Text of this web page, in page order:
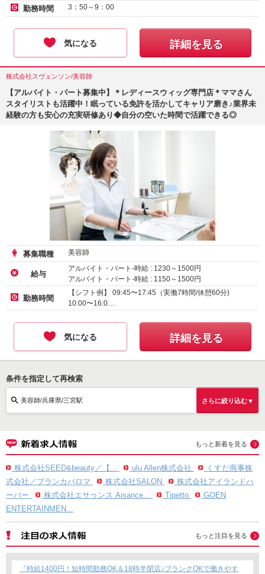
勤務時間 3：50～9：00
気になる 詳細を見る
株式会社スヴェンソン/美容師
【アルバイト・パート募集中】＊レディースウィッグ専門店＊ママさん
スタイリストも活躍中！眠っている免許を活かしてキャリア磨き♪業界未
経験の方も安心の充実研修あり◆自分の空いた時間で活躍できる◎
募集職種 美容師
給与
アルバイト・パート-時給 : 1230～ 1500円
アルバイト・パート-時給 : 1150～ 1500円
アルバイト・パート-時給 :1180～1500円
勤務時間
【シフト例】 09:45〜17:45（実働7時間/休憩60分)
10:00〜16:0…
気になる 詳細を見る
条件を指定して再検索
美容師/兵庫県/三宮駅 さらに絞り込む▼
もっと新着を見る
株式会社SEED&beauty／【... ulu Allen株式会社
くすだ商事株
式会社／ブランカパロマ
株式会社SALON
株式会社アイランドハ
ーバー
株式会社エサゥンス Aisance... Tipetto
GOEN
ENTERTAINMEN...
もっと注目を見る
『時給1400円！短時間勤務OK＆18時半閉店♪ブランクOKで働きやす